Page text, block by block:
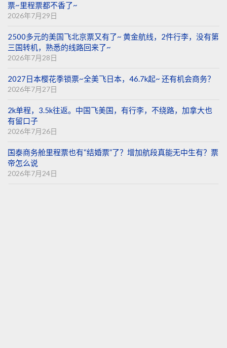
票~里程票都不香了~
2026年7月29日
2500多元的美国飞北京票又有了~ 黄金航线，2件行李，没有第
三国转机，熟悉的线路回来了~
2026年7月28日
2027日本樱花季锁票~全美飞日本，46.7k起~ 还有机会商务？
2026年7月27日
2k单程，3.5k往返。中国飞美国，有行李，不绕路，加拿大也
有留口子
2026年7月26日
国泰商务舱里程票也有“结婚票”了？增加航段真能无中生有？票
帝怎么说
2026年7月24日